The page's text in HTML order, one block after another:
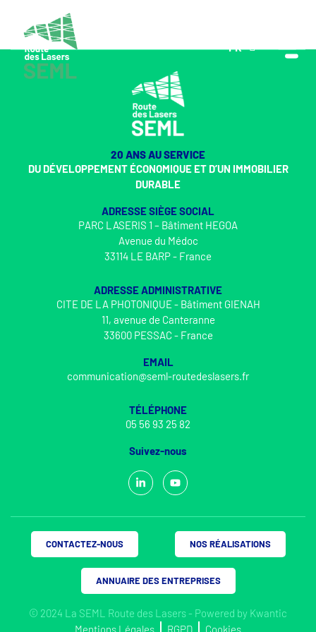
FR
EN
20 ANS AU SERVICE
DU DÉVELOPPEMENT ÉCONOMIQUE ET D’UN IMMOBILIER
DURABLE
ADRESSE SIÈGE SOCIAL
PARC LASERIS 1 – Bâtiment HEGOA
Avenue du Médoc
33114 LE BARP - France
ADRESSE ADMINISTRATIVE
CITE DE LA PHOTONIQUE - Bâtiment GIENAH
11, avenue de Canteranne
33600 PESSAC - France
EMAIL
communication@seml-routedeslasers.fr
TÉLÉPHONE
05 56 93 25 82
Suivez-nous
© 2024 La SEML Route des Lasers - Powered by Kwantic
Mentions Légales
RGPD Cookies
CONTACTEZ-NOUS NOS RÉALISATIONS
ANNUAIRE DES ENTREPRISES